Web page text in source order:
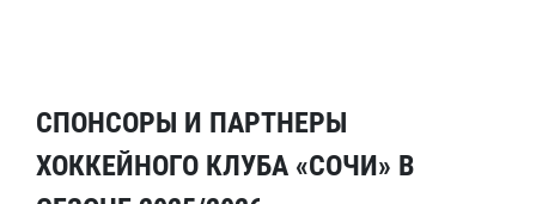
СПОНСОРЫ И ПАРТНЕРЫ
ХОККЕЙНОГО КЛУБА «СОЧИ» В